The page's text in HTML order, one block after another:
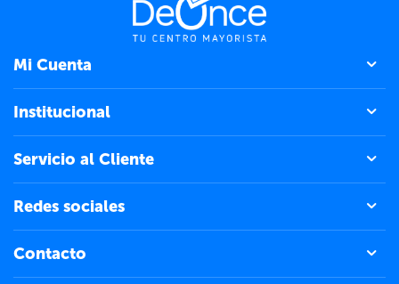
Mi Cuenta
Institucional
Servicio al Cliente
Redes sociales
Contacto